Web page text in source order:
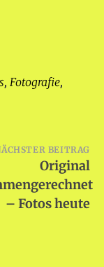
, Fotografie,
BEITRAG
Original
– Fotos heute